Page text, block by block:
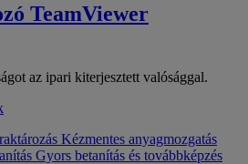
TeamViewer
az ipari kiterjesztett valósággal.
Kézmentes anyagmozgatás
Gyors betanítás és továbbképzés